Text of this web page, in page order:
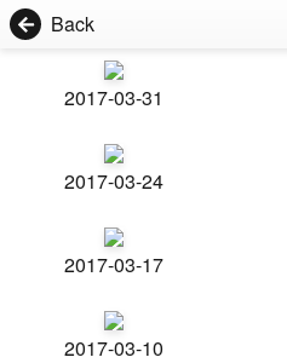
Back
2017-03-31
2017-03-24
2017-03-17
2017-03-10